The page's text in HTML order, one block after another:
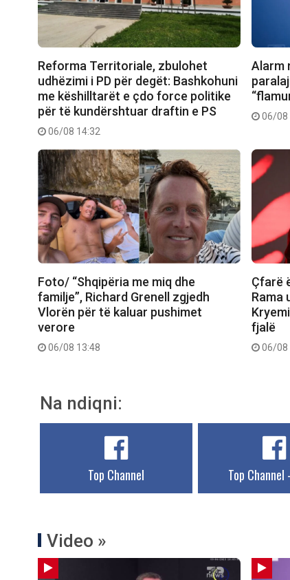
Reforma Territoriale, zbulohet
udhëzimi i PD për degët: Bashkohuni
me këshilltarët e çdo force politike
për të kundërshtuar draftin e PS
06/08 14:32
Alarm
06/08
Foto/ “Shqipëria me miq dhe
familje”, Richard Grenell zgjedh
Vlorën për të kaluar pushimet
verore
06/08 13:48
Çfarë
Rama
fjalë
06/08
Na ndiqni:
Top Channel Top
Video »